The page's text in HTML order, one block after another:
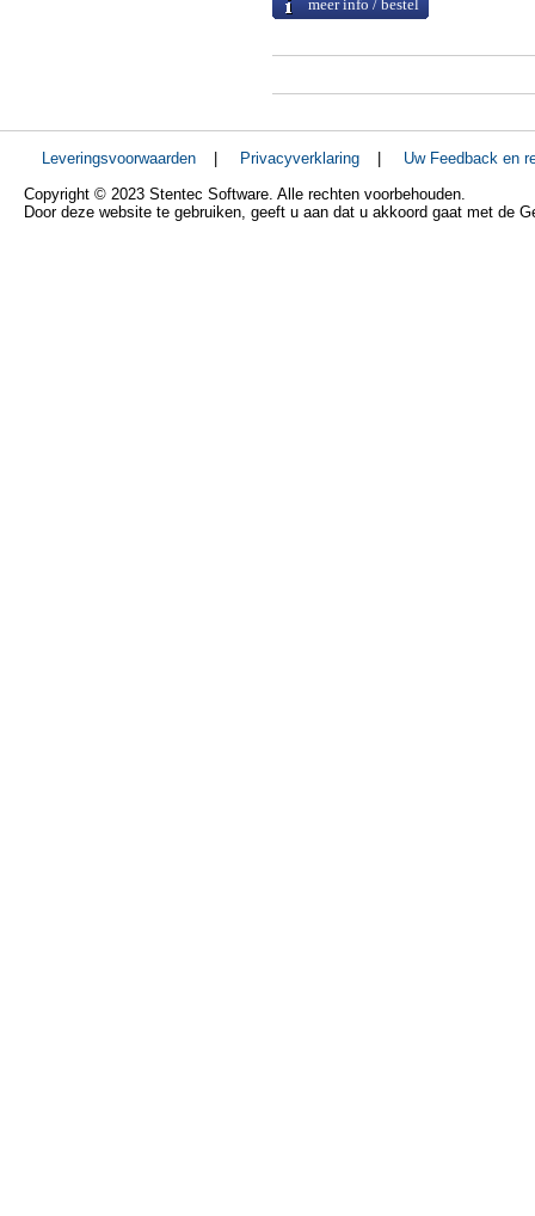
meer info / bestel
Leveringsvoorwaarden Privacyverklaring
Uw Feedback en
Copyright © 2023 Stentec Software. Alle rechten voorbehouden.
Door deze website te gebruiken, geeft u aan dat u akkoord gaat met de